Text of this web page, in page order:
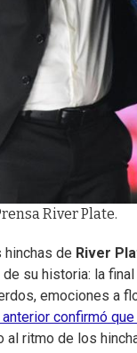
River Plate.
hinchas de River
su historia: la
emociones a
confirmó
al ritmo de los